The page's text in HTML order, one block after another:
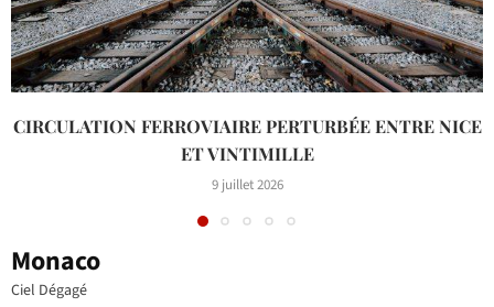
CIRCULATION FERROVIAIRE PERTURBÉE ENTRE NICE
ET VINTIMILLE
9 juillet 2026
Monaco
Ciel Dégagé